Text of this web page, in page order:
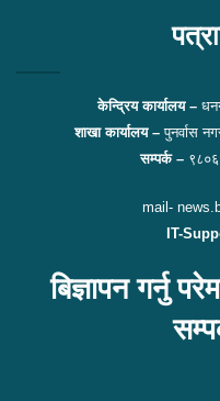
केन्द्रिय कार्यालय –
शाखा कार्यालय –पुनर्वास
सम्पर्क –
mail-
IT-
बिज्ञापन गर्नु